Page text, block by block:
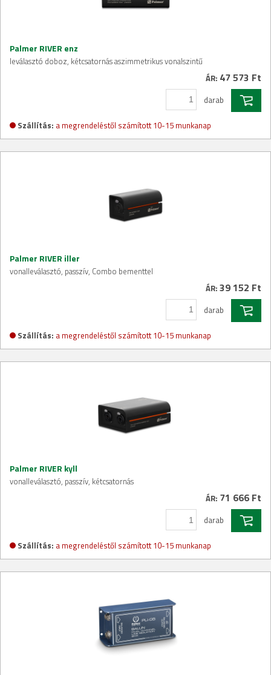
Palmer RIVER enz
leválasztó doboz, kétcsatornás aszimmetrikus vonalszintű
ÁR: 47 573 Ft
darab
Szállítás: a megrendeléstől számított 10-15 munkanap
Palmer RIVER iller
vonalleválasztó, passzív, Combo bementtel
ÁR: 39 152 Ft
darab
Szállítás: a megrendeléstől számított 10-15 munkanap
Palmer RIVER kyll
vonalleválasztó, passzív, kétcsatornás
ÁR: 71 666 Ft
darab
Szállítás: a megrendeléstől számított 10-15 munkanap